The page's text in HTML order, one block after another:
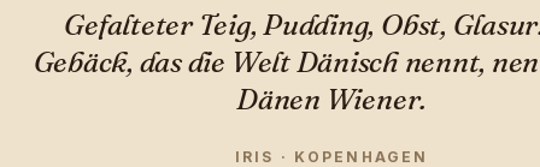
Gefalteter Teig, Pudding, Obst,
Gebäck, das die Welt Dänisch nennt,
Dänen Wiener.
IRIS · KOPENHAGEN